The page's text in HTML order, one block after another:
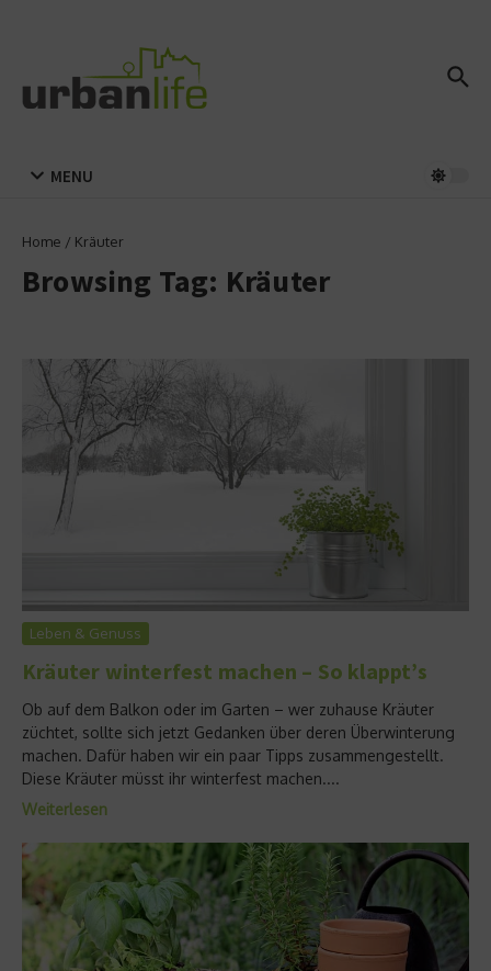
MENU
Home / Kräuter
Browsing Tag: Kräuter
Leben & Genuss
Kräuter winterfest machen – So klappt’s
Ob auf dem Balkon oder im Garten – wer zuhause Kräuter
züchtet, sollte sich jetzt Gedanken über deren Überwinterung
machen. Dafür haben wir ein paar Tipps zusammengestellt.
Diese Kräuter müsst ihr winterfest machen....
Weiterlesen